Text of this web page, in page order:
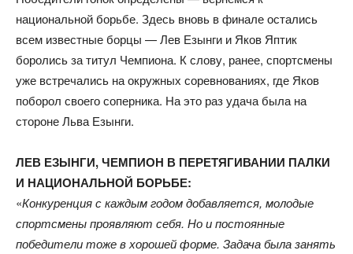
национальной борьбе. Здесь вновь в финале остались
всем известные борцы — Лев Езынги и Яков Яптик
боролись за титул Чемпиона. К слову, ранее, спортсмены
уже встречались на окружных соревнованиях, где Яков
поборол своего соперника. На это раз удача была на
стороне Льва Езынги.
ЛЕВ ЕЗЫНГИ, ЧЕМПИОН В ПЕРЕТЯГИВАНИИ ПАЛКИ
И НАЦИОНАЛЬНОЙ БОРЬБЕ:
«Конкуренция с каждым годом добавляется, молодые
спортсмены проявляют себя. Но и постоянные
победители тоже в хорошей форме. Задача была занять